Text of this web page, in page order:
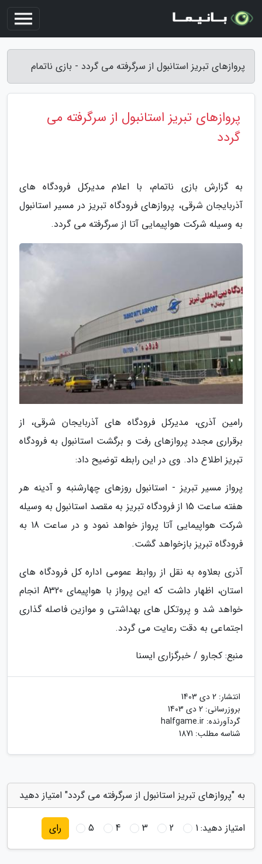
پروازهای تبریز استانبول از سرگرفته می گردد - بازی ناتمام
پروازهای تبریز استانبول از سرگرفته می
گردد
به گزارش بازی ناتمام، با اعلام مدیرکل فرودگاه های
آذربایجان شرقی، پروازهای فرودگاه تبریز در مسیر استانبول
به وسیله شرکت هواپیمایی آتا از سرگرفته می گردد.
رامین آذری، مدیرکل فرودگاه های آذربایجان شرقی، از
برقراری مجدد پروازهای رفت و برگشت استانبول به فرودگاه
تبریز اطلاع داد. وی در این رابطه توضیح داد:
پرواز مسیر تبریز - استانبول روزهای چهارشنبه و آدینه هر
هفته ساعت 15 از فرودگاه تبریز به مقصد استانبول به وسیله
شرکت هواپیمایی آتا پرواز خواهد نمود و در ساعت 18 به
فرودگاه تبریز بازخواهد گشت.
آذری بعلاوه به نقل از روابط عمومی اداره کل فرودگاه های
استان، اظهار داشت که این پرواز با هواپیمای A320 انجام
خواهد شد و پروتکل های بهداشتی و موازین فاصله گذاری
اجتماعی به دقت رعایت می گردد.
منبع: کجارو / خبرگزاری ایسنا
انتشار: 2 دی 1403
بروزرسانی: 2 دی 1403
گردآورنده: halfgame.ir
شناسه مطلب: 1871
به "پروازهای تبریز استانبول از سرگرفته می گردد" امتیاز دهید
امتیاز دهید:1
2
3
4
5 رای